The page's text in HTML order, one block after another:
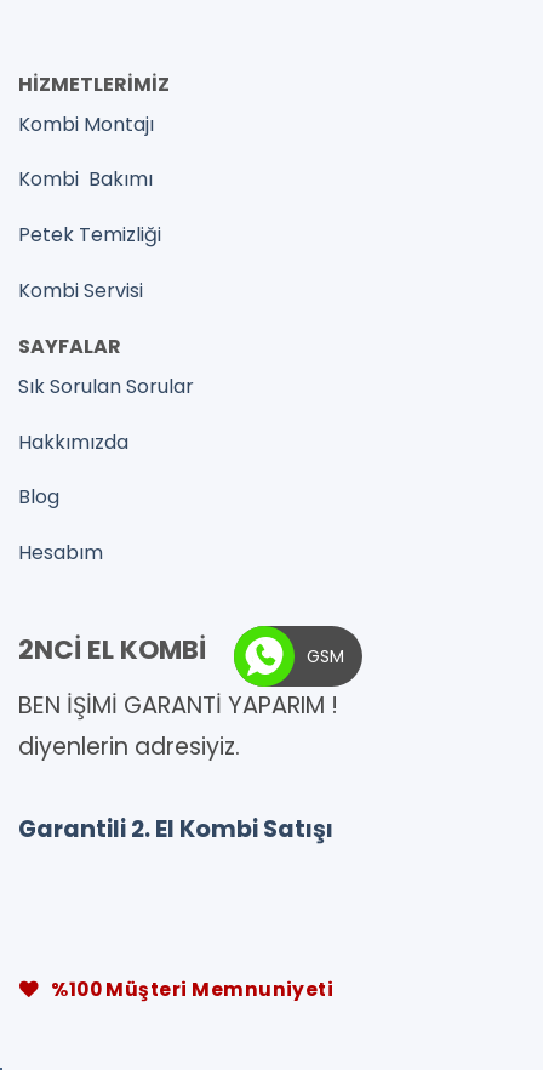
HİZMETLERİMİZ
Kombi Montajı
Kombi Bakımı
Petek Temizliği
Kombi Servisi
SAYFALAR
Sık Sorulan Sorular
Hakkımızda
Blog
Hesabım
2NCİ EL KOMBİ
BEN İŞİMİ GARANTİ YAPARIM !
diyenlerin adresiyiz.
Garantili 2. El Kombi Satışı
%100 Müşteri Memnuniyeti
GSM